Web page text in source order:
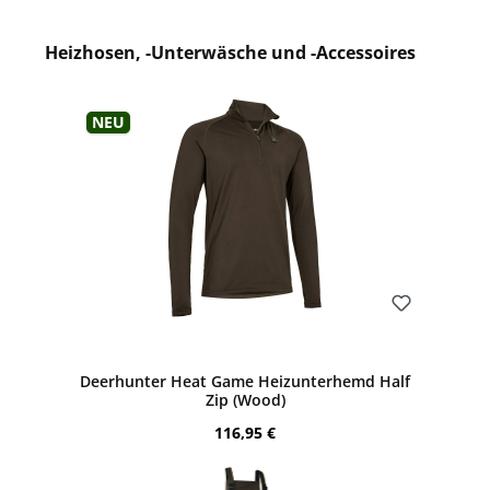
Heizhosen, -Unterwäsche und -Accessoires
Produktgalerie überspringen
Neu
Deerhunter Heat Game Heizunterhemd Half
Zip (Wood)
Regulärer Preis:
116,95 €